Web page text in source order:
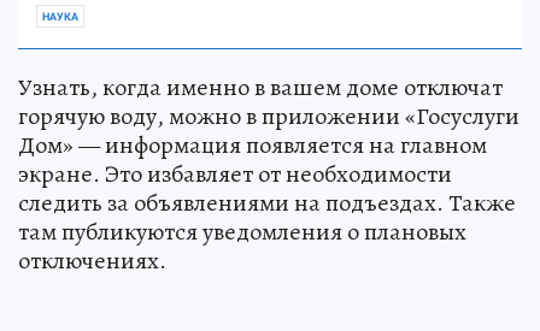
НАУКА
Узнать, когда именно в вашем доме отключат
горячую воду, можно в приложении «Госуслуги
Дом» — информация появляется на главном
экране. Это избавляет от необходимости
следить за объявлениями на подъездах. Также
там публикуются уведомления о плановых
отключениях.